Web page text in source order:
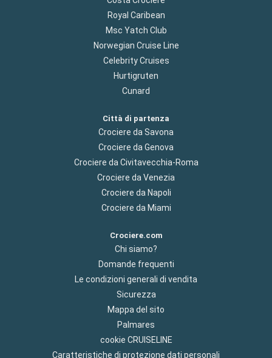
Royal Caribean
Msc Yatch Club
Norwegian Cruise Line
Celebrity Cruises
Hurtigruten
Cunard
Città di partenza
Crociere da Savona
Crociere da Genova
Crociere da Civitavecchia-Roma
Crociere da Venezia
Crociere da Napoli
Crociere da Miami
Crociere.com
Chi siamo?
Domande frequenti
Le condizioni generali di vendita
Sicurezza
Mappa del sito
Palmares
cookie CRUISELINE
Caratteristiche di protezione dati personali